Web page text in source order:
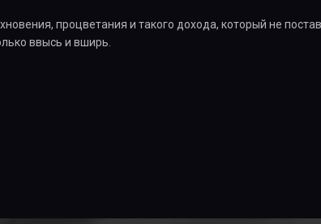
процветания и такого дохода, который не
ввысь и вширь.